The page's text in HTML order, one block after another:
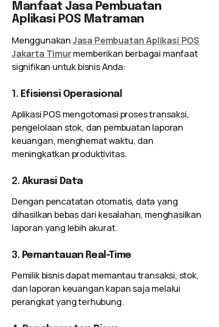
Manfaat Jasa Pembuatan
Aplikasi POS Matraman
Menggunakan Jasa Pembuatan Aplikasi POS
Jakarta Timurmemberikan berbagai manfaat
signifikan untuk bisnis Anda:
1. Efisiensi Operasional
Aplikasi POS mengotomasi proses transaksi,
pengelolaan stok, dan pembuatan laporan
keuangan, menghemat waktu, dan
meningkatkan produktivitas.
2. Akurasi Data
Dengan pencatatan otomatis, data yang
dihasilkan bebas dari kesalahan, menghasilkan
laporan yang lebih akurat.
3. Pemantauan Real-Time
Pemilik bisnis dapat memantau transaksi, stok,
dan laporan keuangan kapan saja melalui
perangkat yang terhubung.